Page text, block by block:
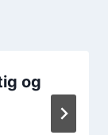
og